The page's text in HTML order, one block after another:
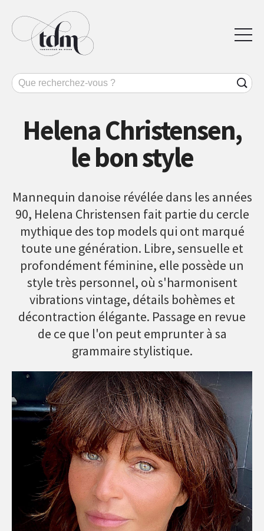
Helena Christensen,
le bon style
Mannequin danoise révélée dans les années
90, Helena Christensen fait partie du cercle
mythique des top models qui ont marqué
toute une génération. Libre, sensuelle et
profondément féminine, elle possède un
style très personnel, où s'harmonisent
vibrations vintage, détails bohèmes et
décontraction élégante. Passage en revue
de ce que l'on peut emprunter à sa
grammaire stylistique.